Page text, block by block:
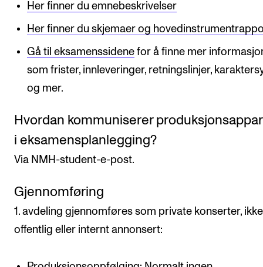
Her finner du emnebeskrivelser
Her finner du skjemaer og
Gå til eksamenssidene for å finne mer
som frister, innleveringer, retningslinjer,
og mer.
Hvordan kommuniserer
i eksamensplanlegging?​
Via NMH-student-e-post. ​
Gjennomføring
1. avdeling gjennomføres som private konserter, ikke
offentlig eller internt annonsert​: